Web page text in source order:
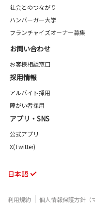
社会とのつながり
ハンバーガー大学
フランチャイズオーナー募集
お問い合わせ
お客様相談窓口
採用情報
アルバイト採用
障がい者採用
アプリ・SNS
公式アプリ
X(Twitter)
日本語
利用規約 個人情報保護方針（